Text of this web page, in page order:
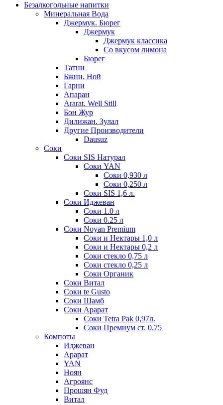
Безалкогольные напитки
Минеральная Вода
Джермук. Бюрег
Джермук
Джермук классика
Со вкусом лимона
Бюрег
Татни
Бжни. Ной
Гарни
Апаран
Ararat. Well Still
Бон Жур
Дилижан. Зулал
Другие Производители
Dausuz
Соки
Соки SIS Натурал
Соки YAN
Соки 0,930 л
Соки 0,250 л
Соки SIS 1,6 л.
Соки Иджеван
Соки 1.0 л
Соки 0.25 л
Соки Noyan Premium
Соки и Нектары 1,0 л
Соки и Нектары 0,2 л
Соки стекло 0,75 л
Соки стекло 0,25 л
Соки Органик
Соки Витал
Соки te Gusto
Соки Шамб
Соки Арарат
Соки Tetra Pak 0,97л.
Соки Премиум ст. 0,75
Компоты
Иджеван
Арарат
YAN
Ноян
Агроянс
Прошян Фуд
Витал